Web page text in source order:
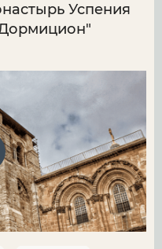
Успения